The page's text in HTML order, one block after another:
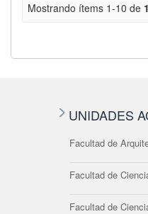
Mostrando ítems 1-10 de
UNIDADES
Facultad de
Facultad de
Facultad de